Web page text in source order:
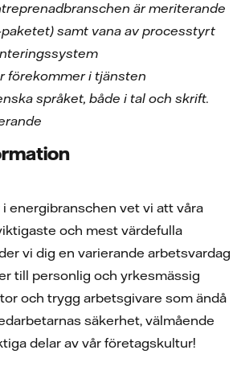
är meriterande
samt vana av processtyrt
förekommer i tjänsten
språket, både i tal och skrift.
energibranschen vet vi att våra
och mest värdefulla
vi dig en varierande arbetsvardag
till personlig och yrkesmässig
och trygg arbetsgivare som ändå
säkerhet, välmående
delar av vår företagskultur!